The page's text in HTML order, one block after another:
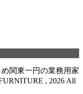
関東一円の業務用家
, 2026 All